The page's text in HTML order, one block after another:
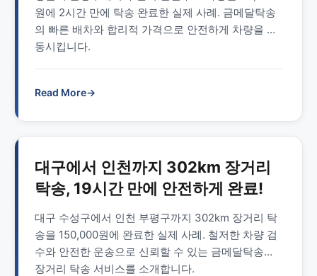
원에 2시간 만에 탁송 완료한 실제 사례. 금메달탁송
의 빠른 배차와 합리적 가격으로 안전하게 차량을 이
동시킵니다.
Read More→
대구에서 인천까지 302km 장거리
탁송, 19시간 만에 안전하게 완료!
대구 수성구에서 인천 부평구까지 302km 장거리 탁
송을 150,000원에 완료한 실제 사례. 철저한 차량 검
수와 안전한 운송으로 신뢰할 수 있는 금메달탁송의
장거리 탁송 서비스를 소개합니다.